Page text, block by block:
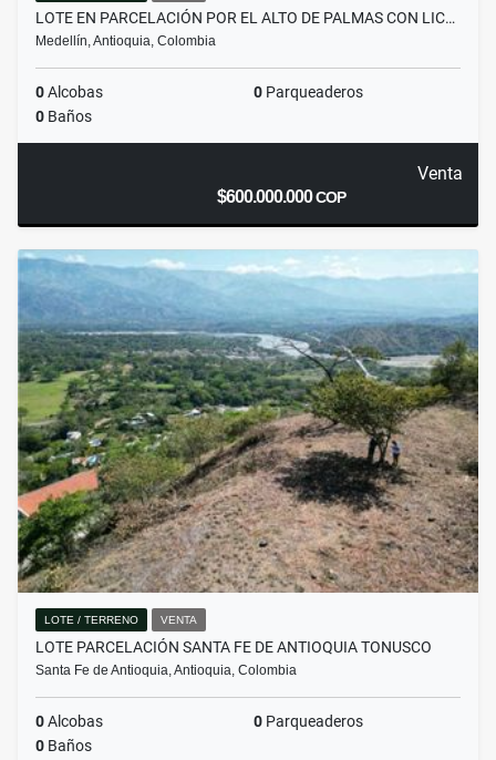
LOTE EN PARCELACIÓN POR EL ALTO DE PALMAS CON LIC…
Medellín, Antioquia, Colombia
0Alcobas 0 Parqueaderos
0 Baños
Venta
$600.000.000COP
LOTE / TERRENO VENTA
LOTE PARCELACIÓN SANTA FE DE ANTIOQUIA TONUSCO
Santa Fe de Antioquia, Antioquia, Colombia
0Alcobas 0 Parqueaderos
0 Baños